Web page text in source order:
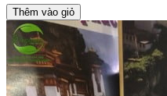
Thêm vào giỏ